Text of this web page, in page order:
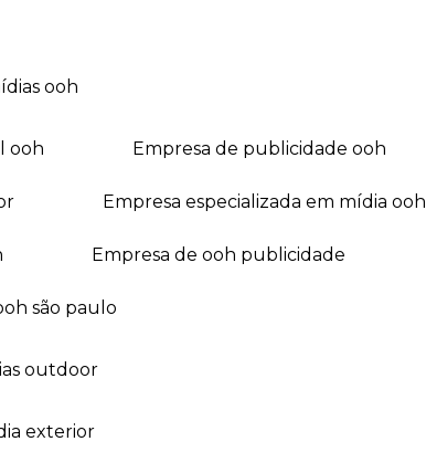
ooh
ooh empresa de publicidade ooh
empresa especializada em mídia ooh
empresa de ooh publicidade
são paulo
outdoor
exterior